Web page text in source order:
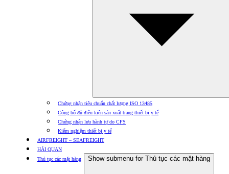
Chứng nhận tiêu chuẩn chất lượng ISO 13485
Công bố đủ điều kiện sản xuất trang thiết bị y tế
Chứng nhận lưu hành tự do CFS
Kiểm nghiệm thiết bị y tế
AIRFREIGHT – SEAFREIGHT
HẢI QUAN
Thủ tục các mặt hàng
Show submenu for Thủ tục các mặt hàng